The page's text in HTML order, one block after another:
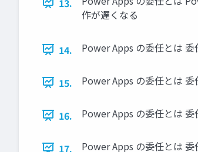
13.
作が遅くなる
14. Power Apps の委任とは
15. Power Apps の委任とは
16. Power Apps の委任とは
17. Power Apps の委任とは